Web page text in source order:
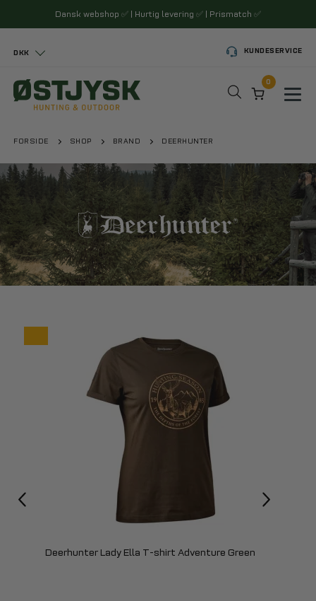
Dansk webshop ✅ | Hurtig levering ✅ | Prismatch ✅
DKK KUNDESERVICE
0
FORSIDE SHOP BRAND DEERHUNTER
Deerhunter Lady Ella T-shirt Adventure Green